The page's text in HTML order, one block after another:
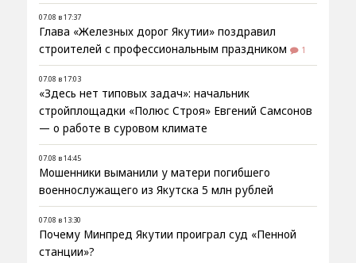
07.08 в 17:37
Глава «Железных дорог Якутии» поздравил
строителей с профессиональным праздником
1
07.08 в 17:03
«Здесь нет типовых задач»: начальник
стройплощадки «Полюс Строя» Евгений Самсонов
— о работе в суровом климате
07.08 в 14:45
Мошенники выманили у матери погибшего
военнослужащего из Якутска 5 млн рублей
07.08 в 13:30
Почему Минпред Якутии проиграл суд «Пенной
станции»?